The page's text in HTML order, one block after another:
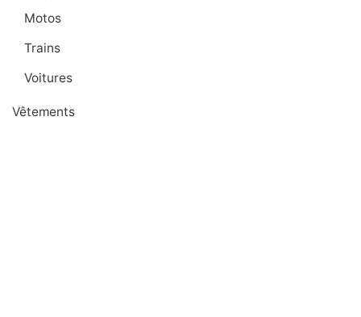
Motos
Trains
Voitures
Vêtements